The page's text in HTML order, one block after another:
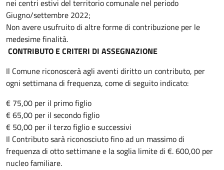
nei centri estivi del territorio comunale nel periodo
Giugno/settembre 2022;
Non avere usufruito di altre forme di contribuzione per le
medesime finalità.
CONTRIBUTO E CRITERI DI ASSEGNAZIONE
Il Comune riconoscerà agli aventi diritto un contributo, per
ogni settimana di frequenza, come di seguito indicato:
€ 75,00 per il primo figlio
€ 65,00 per il secondo figlio
€ 50,00 per il terzo figlio e successivi
Il Contributo sarà riconosciuto fino ad un massimo di
frequenza di otto settimane e la soglia limite di €. 600,00 per
nucleo familiare.